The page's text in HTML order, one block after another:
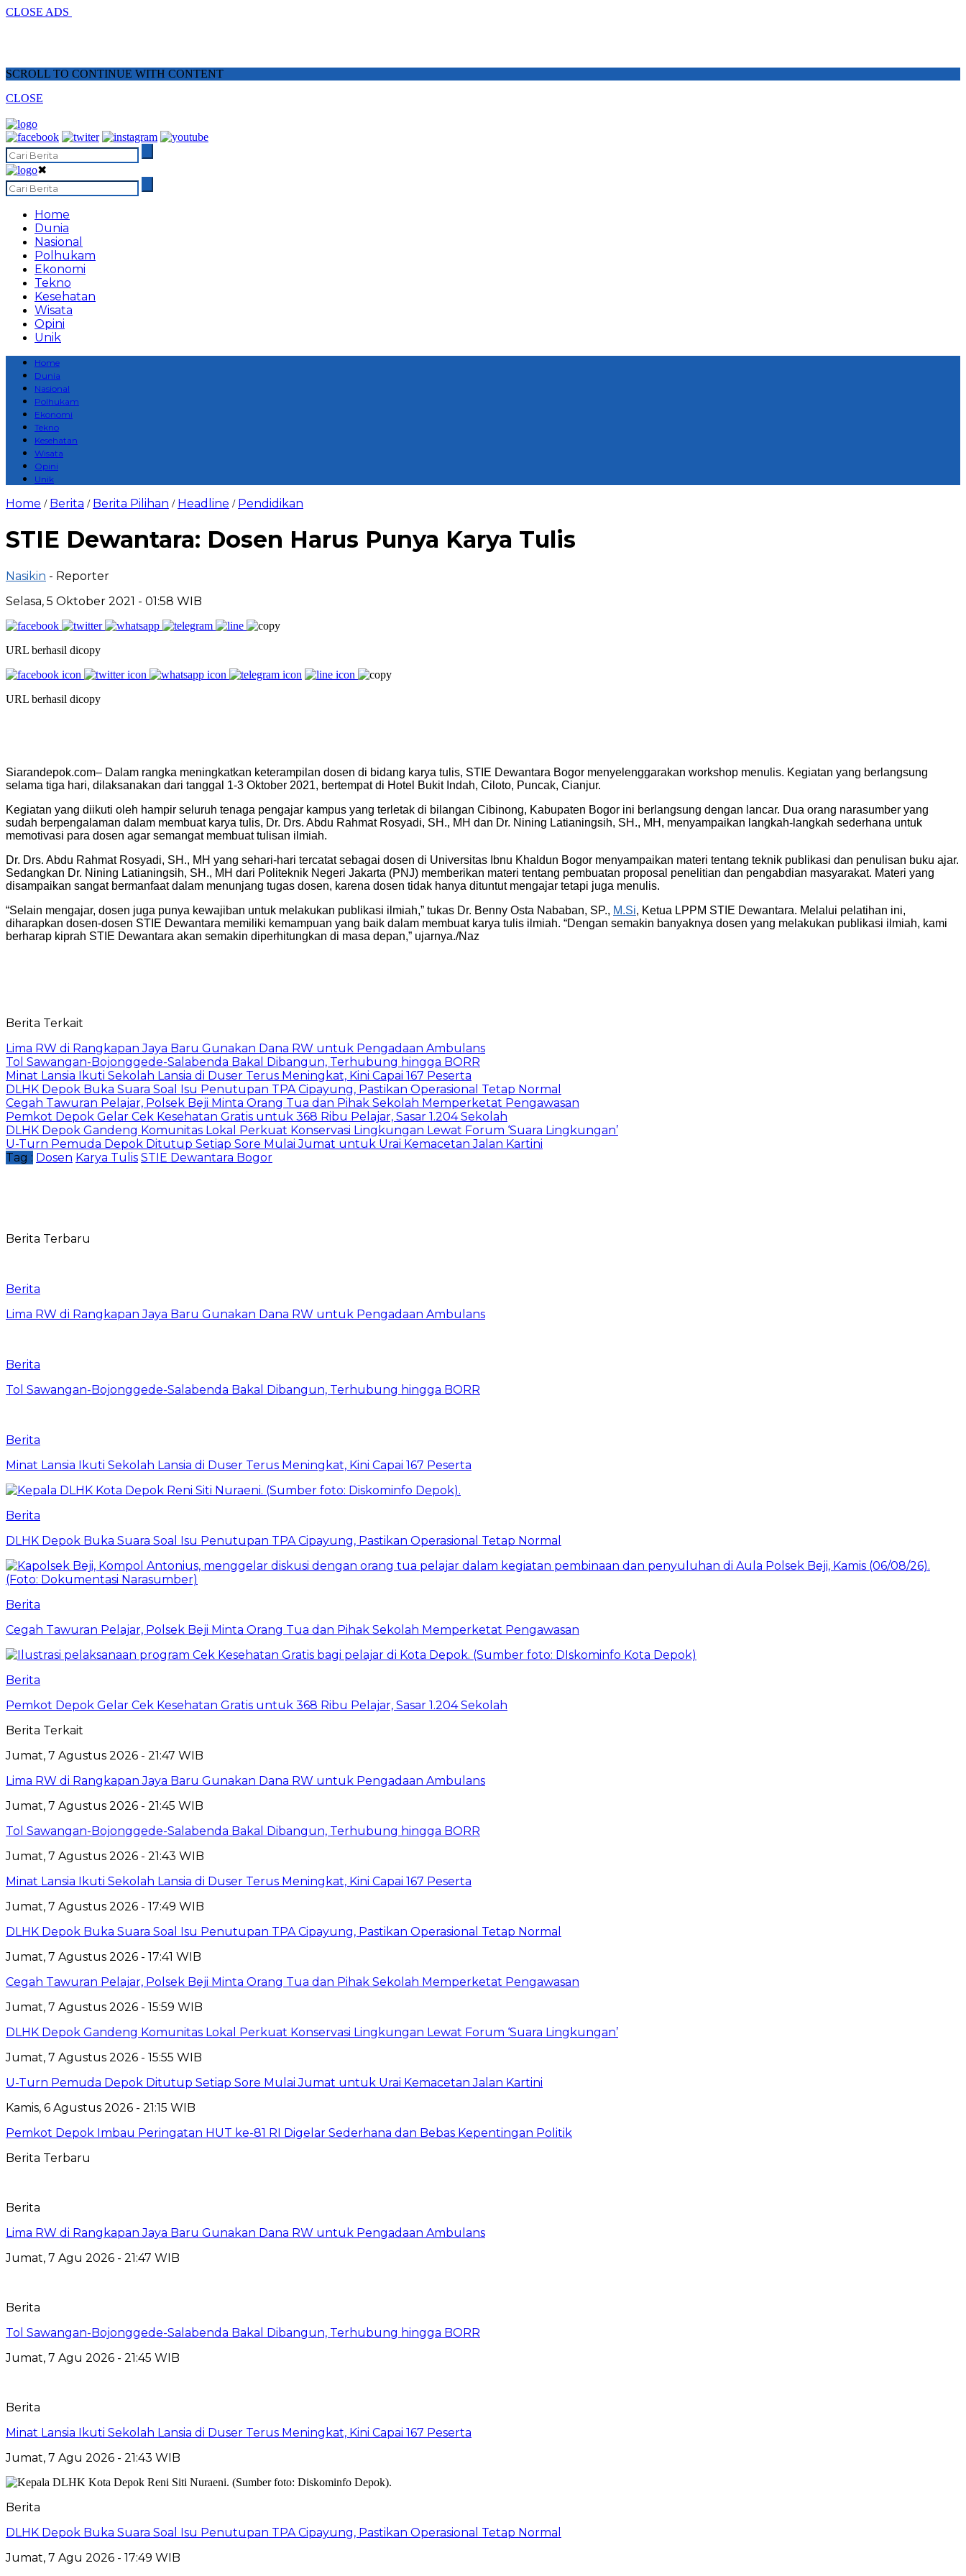
CLOSE ADS
SCROLL TO CONTINUE WITH CONTENT
CLOSE
✖
Home
Dunia
Nasional
Polhukam
Ekonomi
Tekno
Kesehatan
Wisata
Opini
Unik
Home
Dunia
Nasional
Polhukam
Ekonomi
Tekno
Kesehatan
Wisata
Opini
Unik
Home / Berita / Berita Pilihan / Headline / Pendidikan
STIE Dewantara: Dosen Harus Punya Karya Tulis
Nasikin - Reporter
Selasa, 5 Oktober 2021 - 01:58 WIB
URL berhasil dicopy
URL berhasil dicopy
Siarandepok.com– Dalam rangka meningkatkan keterampilan dosen di bidang karya tulis, STIE Dewantara Bogor menyelenggarakan workshop menulis. Kegiatan yang berlangsung
selama tiga hari, dilaksanakan dari tanggal 1-3 Oktober 2021, bertempat di Hotel Bukit Indah, Ciloto, Puncak, Cianjur.
Kegiatan yang diikuti oleh hampir seluruh tenaga pengajar kampus yang terletak di bilangan Cibinong, Kabupaten Bogor ini berlangsung dengan lancar. Dua orang narasumber yang
sudah berpengalaman dalam membuat karya tulis, Dr. Drs. Abdu Rahmat Rosyadi, SH., MH dan Dr. Nining Latianingsih, SH., MH, menyampaikan langkah-langkah sederhana untuk
memotivasi para dosen agar semangat membuat tulisan ilmiah.
Dr. Drs. Abdu Rahmat Rosyadi, SH., MH yang sehari-hari tercatat sebagai dosen di Universitas Ibnu Khaldun Bogor menyampaikan materi tentang teknik publikasi dan penulisan buku ajar.
Sedangkan Dr. Nining Latianingsih, SH., MH dari Politeknik Negeri Jakarta (PNJ) memberikan materi tentang pembuatan proposal penelitian dan pengabdian masyarakat. Materi yang
disampaikan sangat bermanfaat dalam menunjang tugas dosen, karena dosen tidak hanya dituntut mengajar tetapi juga menulis.
“Selain mengajar, dosen juga punya kewajiban untuk melakukan publikasi ilmiah,” tukas Dr. Benny Osta Nababan, SP., M.Si, Ketua LPPM STIE Dewantara. Melalui pelatihan ini,
diharapkan dosen-dosen STIE Dewantara memiliki kemampuan yang baik dalam membuat karya tulis ilmiah. “Dengan semakin banyaknya dosen yang melakukan publikasi ilmiah, kami
berharap kiprah STIE Dewantara akan semakin diperhitungkan di masa depan,” ujarnya./Naz
Berita Terkait
Lima RW di Rangkapan Jaya Baru Gunakan Dana RW untuk Pengadaan Ambulans
Tol Sawangan-Bojonggede-Salabenda Bakal Dibangun, Terhubung hingga BORR
Minat Lansia Ikuti Sekolah Lansia di Duser Terus Meningkat, Kini Capai 167 Peserta
DLHK Depok Buka Suara Soal Isu Penutupan TPA Cipayung, Pastikan Operasional Tetap Normal
Cegah Tawuran Pelajar, Polsek Beji Minta Orang Tua dan Pihak Sekolah Memperketat Pengawasan
Pemkot Depok Gelar Cek Kesehatan Gratis untuk 368 Ribu Pelajar, Sasar 1.204 Sekolah
DLHK Depok Gandeng Komunitas Lokal Perkuat Konservasi Lingkungan Lewat Forum ‘Suara Lingkungan’
U-Turn Pemuda Depok Ditutup Setiap Sore Mulai Jumat untuk Urai Kemacetan Jalan Kartini
Tag : Dosen Karya Tulis STIE Dewantara Bogor
Berita Terbaru
Berita
Lima RW di Rangkapan Jaya Baru Gunakan Dana RW untuk Pengadaan Ambulans
Berita
Tol Sawangan-Bojonggede-Salabenda Bakal Dibangun, Terhubung hingga BORR
Berita
Minat Lansia Ikuti Sekolah Lansia di Duser Terus Meningkat, Kini Capai 167 Peserta
Berita
DLHK Depok Buka Suara Soal Isu Penutupan TPA Cipayung, Pastikan Operasional Tetap Normal
Berita
Cegah Tawuran Pelajar, Polsek Beji Minta Orang Tua dan Pihak Sekolah Memperketat Pengawasan
Berita
Pemkot Depok Gelar Cek Kesehatan Gratis untuk 368 Ribu Pelajar, Sasar 1.204 Sekolah
Berita Terkait
Jumat, 7 Agustus 2026 - 21:47 WIB
Lima RW di Rangkapan Jaya Baru Gunakan Dana RW untuk Pengadaan Ambulans
Jumat, 7 Agustus 2026 - 21:45 WIB
Tol Sawangan-Bojonggede-Salabenda Bakal Dibangun, Terhubung hingga BORR
Jumat, 7 Agustus 2026 - 21:43 WIB
Minat Lansia Ikuti Sekolah Lansia di Duser Terus Meningkat, Kini Capai 167 Peserta
Jumat, 7 Agustus 2026 - 17:49 WIB
DLHK Depok Buka Suara Soal Isu Penutupan TPA Cipayung, Pastikan Operasional Tetap Normal
Jumat, 7 Agustus 2026 - 17:41 WIB
Cegah Tawuran Pelajar, Polsek Beji Minta Orang Tua dan Pihak Sekolah Memperketat Pengawasan
Jumat, 7 Agustus 2026 - 15:59 WIB
DLHK Depok Gandeng Komunitas Lokal Perkuat Konservasi Lingkungan Lewat Forum ‘Suara Lingkungan’
Jumat, 7 Agustus 2026 - 15:55 WIB
U-Turn Pemuda Depok Ditutup Setiap Sore Mulai Jumat untuk Urai Kemacetan Jalan Kartini
Kamis, 6 Agustus 2026 - 21:15 WIB
Pemkot Depok Imbau Peringatan HUT ke-81 RI Digelar Sederhana dan Bebas Kepentingan Politik
Berita Terbaru
Berita
Lima RW di Rangkapan Jaya Baru Gunakan Dana RW untuk Pengadaan Ambulans
Jumat, 7 Agu 2026 - 21:47 WIB
Berita
Tol Sawangan-Bojonggede-Salabenda Bakal Dibangun, Terhubung hingga BORR
Jumat, 7 Agu 2026 - 21:45 WIB
Berita
Minat Lansia Ikuti Sekolah Lansia di Duser Terus Meningkat, Kini Capai 167 Peserta
Jumat, 7 Agu 2026 - 21:43 WIB
Berita
DLHK Depok Buka Suara Soal Isu Penutupan TPA Cipayung, Pastikan Operasional Tetap Normal
Jumat, 7 Agu 2026 - 17:49 WIB